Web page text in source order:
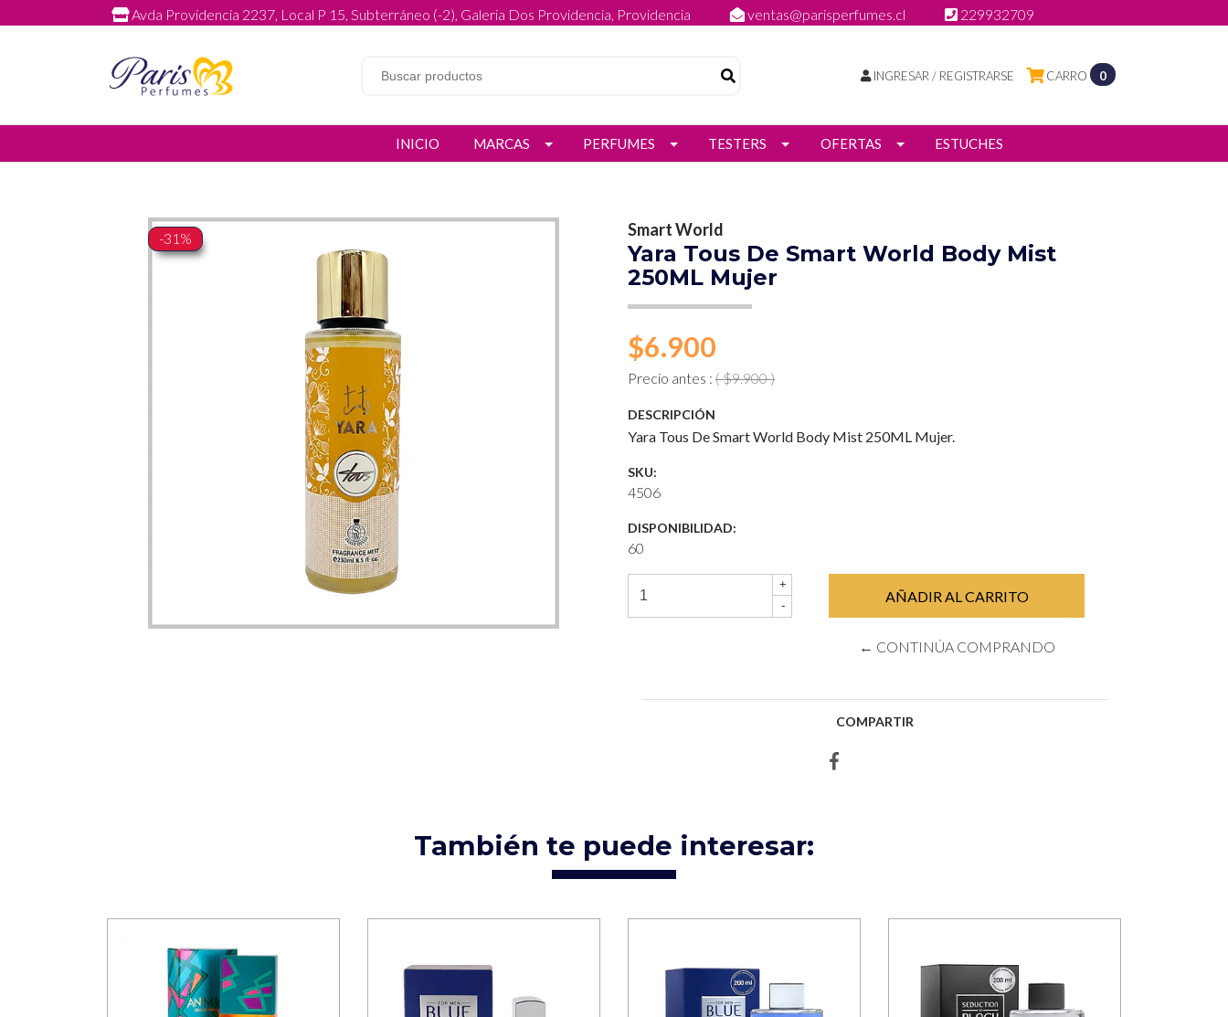
Avda Providencia 2237, Local P 15, Subterráneo (-2), Galeria Dos Providencia, Providencia ventas@parisperfumes.cl 229932709
CARRO 0
INGRESAR / REGISTRARSE
INICIO MARCAS PERFUMES TESTERS OFERTAS ESTUCHES
-31% Smart World
Yara Tous De Smart World Body Mist
250ML Mujer
$6.900
Precio antes : ( $9.900 )
DESCRIPCIÓN
Yara Tous De Smart World Body Mist 250ML Mujer.
SKU:
4506
DISPONIBILIDAD:
60
+
-
← CONTINÚA COMPRANDO
COMPARTIR
También te puede interesar: